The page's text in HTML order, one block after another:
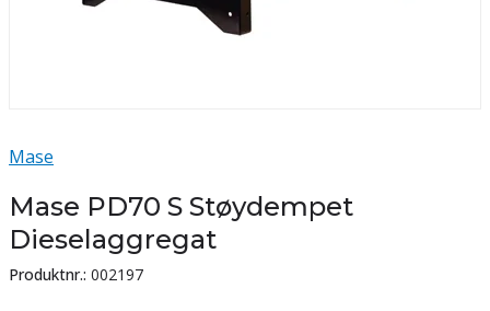
Mase
Mase PD70 S Støydempet
Dieselaggregat
Produktnr.: 002197